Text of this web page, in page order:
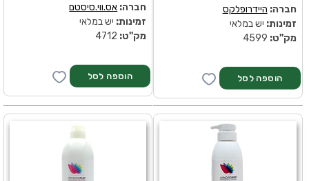
חברה: אס.ווי.סיסטם
זמינות: יש במלאי
מק''ט:
חברה: היידרופלקס
זמינות: יש במלאי
מק''ט: